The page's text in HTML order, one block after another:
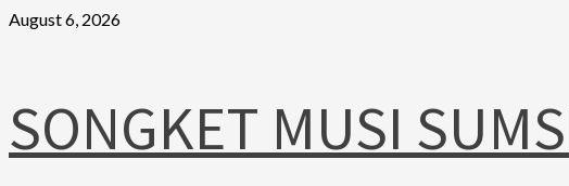
Skip
August 6, 2026
SONGKET MUSI